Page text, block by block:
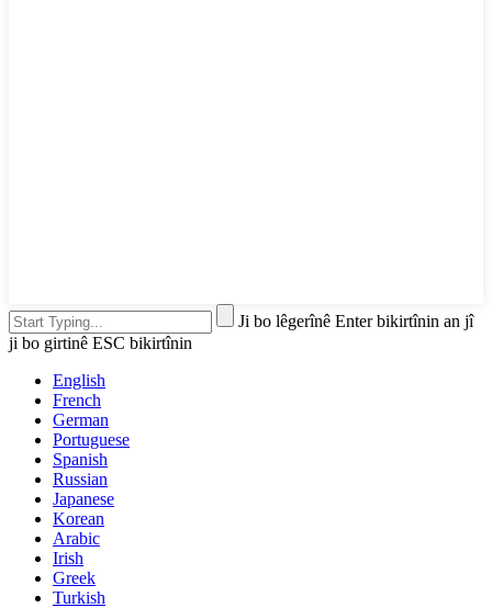
Ji bo lêgerînê Enter bikirtînin an jî
ji bo girtinê ESC bikirtînin
English
French
German
Portuguese
Spanish
Russian
Japanese
Korean
Arabic
Irish
Greek
Turkish